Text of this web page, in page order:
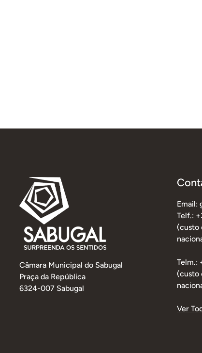
Câmara Municipal do Sabugal
Praça da República
6324-007 Sabugal
Email:
Telf.:
(custo
Telm.:
(custo
Ver